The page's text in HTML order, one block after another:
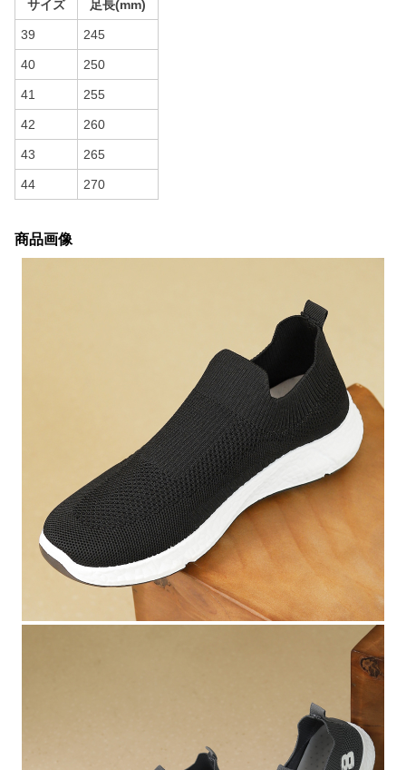
サイズ 足長(mm)
39 245
40 250
41 255
42 260
43 265
44 270
商品画像